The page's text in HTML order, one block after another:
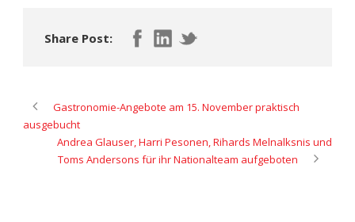
Share Post:
Gastronomie-Angebote am 15. November praktisch
ausgebucht
Andrea Glauser, Harri Pesonen, Rihards Melnalksnis und
Toms Andersons für ihr Nationalteam aufgeboten